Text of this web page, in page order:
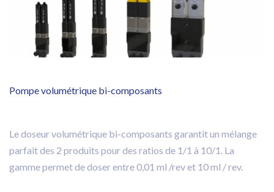
Consommables et accessoires
Sur-mesure
Pompe volumétrique bi-composants
Le doseur volumétrique bi-composants garantit un mélange
parfait des 2 produits pour des ratios de 1/1 à 10/1. La
gamme permet de doser entre 0,01 ml /rev et 10 ml / rev.